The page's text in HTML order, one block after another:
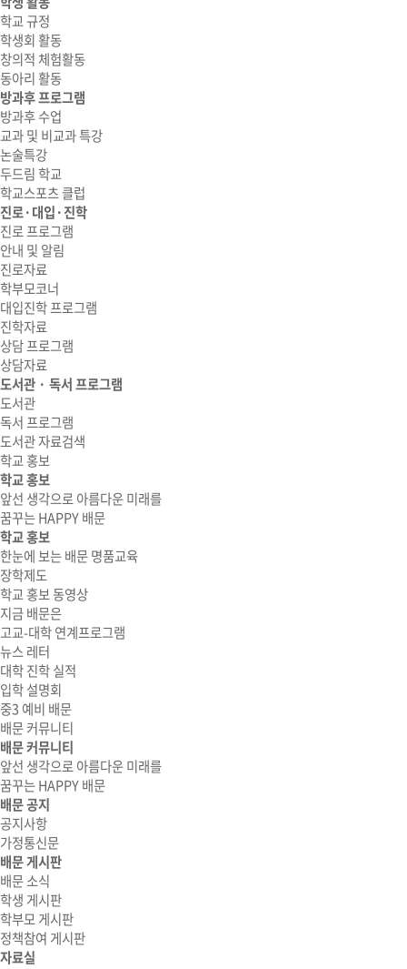
학교 규정
학생회 활동
창의적 체험활동
동아리 활동
방과후 프로그램
방과후 수업
교과 및 비교과 특강
논술특강
두드림 학교
학교스포츠 클럽
진로·대입·진학
진로 프로그램
안내 및 알림
진로자료
학부모코너
대입진학 프로그램
진학자료
상담 프로그램
상담자료
도서관 · 독서 프로그램
도서관
독서 프로그램
도서관 자료검색
학교 홍보
학교 홍보
앞선 생각으로 아름다운 미래를
꿈꾸는 HAPPY 배문
학교 홍보
한눈에 보는 배문 명품교육
장학제도
학교 홍보 동영상
지금 배문은
고교-대학 연계프로그램
뉴스 레터
대학 진학 실적
입학 설명회
중3 예비 배문
배문 커뮤니티
배문 커뮤니티
앞선 생각으로 아름다운 미래를
꿈꾸는 HAPPY 배문
배문 공지
공지사항
가정통신문
배문 게시판
배문 소식
학생 게시판
학부모 게시판
정책참여 게시판
자료실